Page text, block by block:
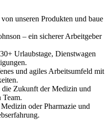
unseren Produkten und baue
– ein sicherer Arbeitgeber
Urlaubstage, Dienstwagen
und agiles Arbeitsumfeld mit
die Zukunft der Medizin und
Team.
oder Pharmazie und